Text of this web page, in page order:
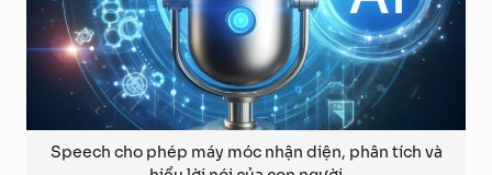
Speech cho phép máy móc nhận diện, phân tích và